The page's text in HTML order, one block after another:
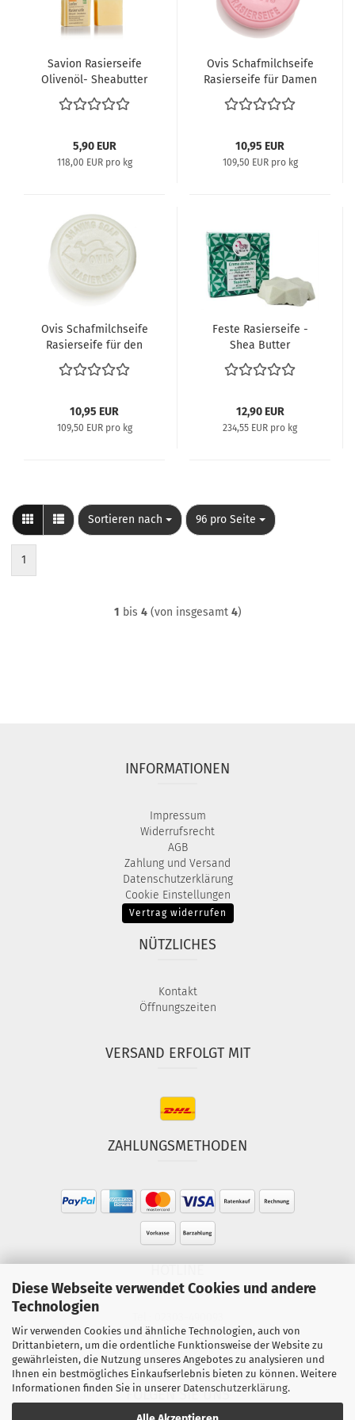
Diese Webseite verwendet Cookies und andere
Technologien
Wir verwenden Cookies und ähnliche Technologien, auch von
Drittanbietern, um die ordentliche Funktionsweise der Website zu
gewährleisten, die Nutzung unseres Angebotes zu analysieren und
Ihnen ein bestmögliches Einkaufserlebnis bieten zu können. Weitere
Informationen finden Sie in unserer Datenschutzerklärung.
Savion Rasierseife
Olivenöl- Sheabutter
5,90 EUR
118,00 EUR pro kg
Ovis Schafmilchseife
Rasierseife für Damen
10,95 EUR
109,50 EUR pro kg
Ovis Schafmilchseife
Rasierseife für den
Mann
10,95 EUR
109,50 EUR pro kg
Feste Rasierseife -
Shea Butter
12,90 EUR
234,55 EUR pro kg
Sortieren nach
Sortieren nach 96 pro Seite
pro Seite
1
1 bis 4(von insgesamt 4)
INFORMATIONEN
Impressum
Widerrufsrecht
AGB
Zahlung und Versand
Datenschutzerklärung
Cookie Einstellungen
Vertrag widerrufen
NÜTZLICHES
Kontakt
Öffnungszeiten
VERSAND ERFOLGT MIT
ZAHLUNGSMETHODEN
Mo.-Fr. 10:00 - 18:00 Uhr
Sa. 10:00 - 15:00 Uhr
FOLGEN SIE UNS